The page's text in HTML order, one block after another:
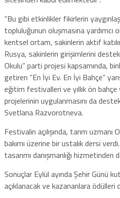
“Bu gibi etkinlikler fikirlerin
topluluğunun oluşmasına yardımcı
kentsel ortam, sakinlerin aktif
Rusya, sakinlerin girişimlerini
Okulu” parti projesi kapsamında,
getiren “En İyi Ev. En İyi Bahçe”
eğitim festivalleri ve yıllık ön bahçe
projelerinin uygulanmasını da
Svetlana Razvorotneva.
Festivalin açılışında, tarım
bakımı üzerine bir ustalık dersi
tasarımı danışmanlığı hizmetinden
Sonuçlar Eylül ayında Şehir Günü
açıklanacak ve kazananlara ödülleri